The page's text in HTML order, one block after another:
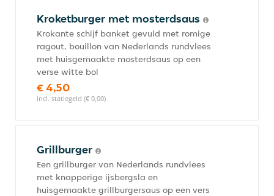
Kroketburger met mosterdsaus
Krokante schijf banket gevuld met romige
ragout, bouillon van Nederlands rundvlees
met huisgemaakte mosterdsaus op een
verse witte bol
€ 4,50
incl. statiegeld (€ 0,00)
Grillburger
Een grillburger van Nederlands rundvlees
met knapperige ijsbergsla en
huisgemaakte grillburgersaus op een vers